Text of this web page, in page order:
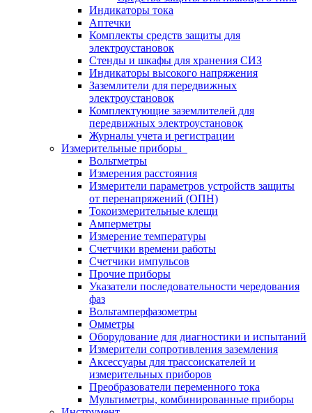
Индикаторы тока
Аптечки
Комплекты средств защиты для
электроустановок
Стенды и шкафы для хранения СИЗ
Индикаторы высокого напряжения
Заземлители для передвижных
электроустановок
Комплектующие заземлителей для
передвижных электроустановок
Журналы учета и регистрации
Измерительные приборы
Вольтметры
Измерения расстояния
Измерители параметров устройств защиты
от перенапряжений (ОПН)
Токоизмерительные клещи
Амперметры
Измерение температуры
Счетчики времени работы
Счетчики импульсов
Прочие приборы
Указатели последовательности чередования
фаз
Вольтамперфазометры
Омметры
Оборудование для диагностики и испытаний
Измерители сопротивления заземления
Аксессуары для трассоискателей и
измерительных приборов
Преобразователи переменного тока
Мультиметры, комбинированные приборы